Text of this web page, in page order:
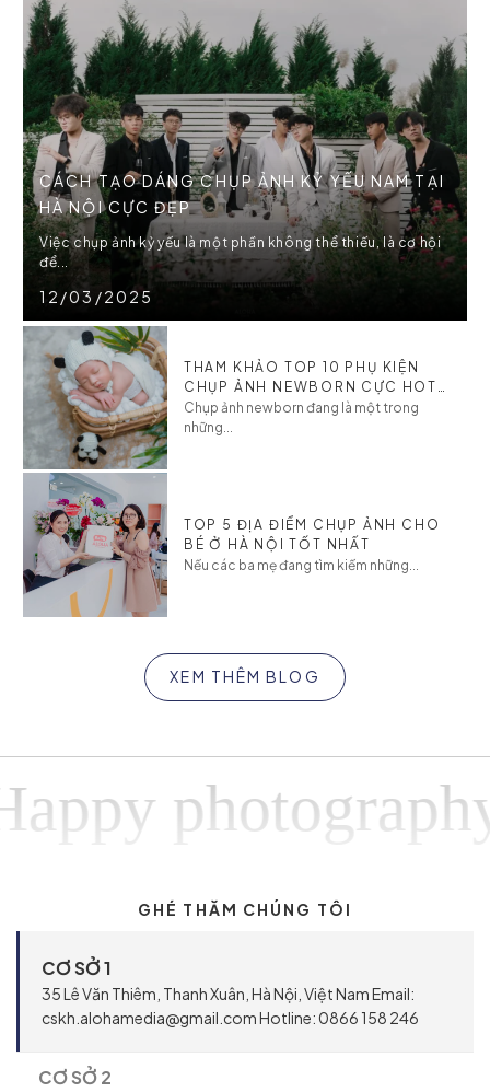
CÁCH TẠO DÁNG CHỤP ẢNH KỶ YẾU NAM TẠI
HÀ NỘI CỰC ĐẸP
12/03/2025
Việc chụp ảnh kỷ yếu là một phần không thể thiếu, là cơ hội
để...
THAM KHẢO TOP 10 PHỤ KIỆN
CHỤP ẢNH NEWBORN CỰC HOT
CHO BÉ
Chụp ảnh newborn đang là một trong
những...
TOP 5 ĐỊA ĐIỂM CHỤP ẢNH CHO
BÉ Ở HÀ NỘI TỐT NHẤT
Nếu các ba mẹ đang tìm kiếm những...
XEM THÊM BLOG
GHÉ THĂM CHÚNG TÔI
CƠ SỞ 1
35 Lê Văn Thiêm, Thanh Xuân, Hà Nội, Việt Nam Email:
cskh.alohamedia@gmail.com Hotline: 0866 158 246
CƠ SỞ 2